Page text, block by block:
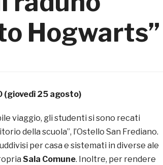
Hogwarts”
(giovedì 25 agosto)
viaggio, gli studenti si sono recati
della scuola”, l’Ostello San Frediano.
per casa e sistemati in diverse ale
Sala Comune. Inoltre, per rendere